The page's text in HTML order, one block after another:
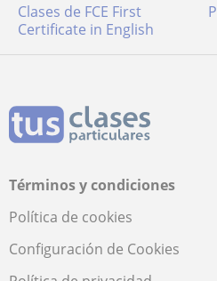
Clases de FCE First
Certificate in English
Términos y condiciones
Política de cookies
Configuración de Cookies